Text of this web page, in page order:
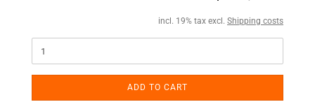
incl. 19% tax excl. Shipping costs
ADD TO CART